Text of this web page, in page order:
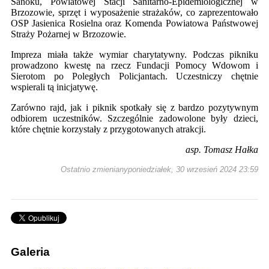
Brzozowie, sprzęt i wyposażenie strażaków, co zaprezentowało
OSP Jasienica Rosielna oraz Komenda Powiatowa Państwowej
Straży Pożarnej w Brzozowie.
Impreza miała także wymiar charytatywny. Podczas pikniku
prowadzono kwestę na rzecz Fundacji Pomocy Wdowom i
Sierotom po Poległych Policjantach. Uczestniczy chętnie
wspierali tą inicjatywę.
Zarówno rajd, jak i piknik spotkały się z bardzo pozytywnym
odbiorem uczestników. Szczególnie zadowolone były dzieci,
które chętnie korzystały z przygotowanych atrakcji.
asp. Tomasz Hałka
Ostatnio zmienianyponiedziałek, 30 wrzesień 2024 23:59
Galeria